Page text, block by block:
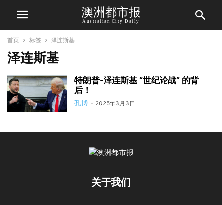
澳洲都市报
Australian City Daily
首页 标签 泽连斯基
泽连斯基
特朗普-泽连斯基 “世纪论战” 的背
后！
孔博 - 2025年3月3日
关于我们